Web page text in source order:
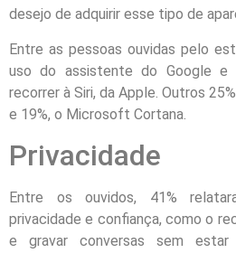
desejo de adquirir esse tipo de
Entre as pessoas ouvidas pelo
uso do assistente do Google e
recorrer à Siri, da Apple. Outros
e 19%, o Microsoft Cortana.
Privacidade
Entre os ouvidos, 41%
privacidade e confiança, como o
e gravar conversas sem estar